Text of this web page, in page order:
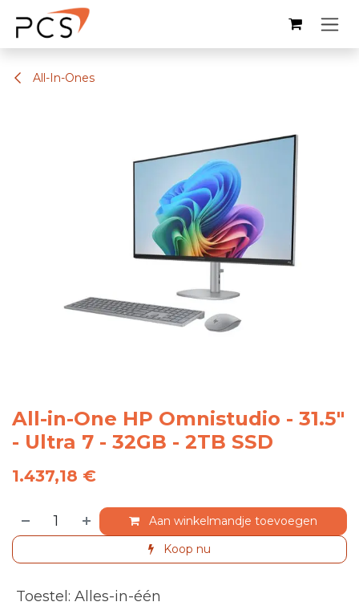
Overslaan naar inhoud
All-In-Ones
All-in-One HP Omnistudio - 31.5"
- Ultra 7 - 32GB - 2TB SSD
1.437,18 €
Aan winkelmandje toevoegen
Koop nu
Toestel : Alles-in-één